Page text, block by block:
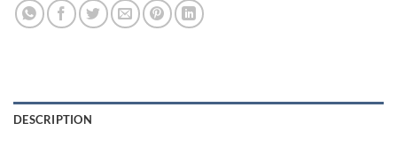
DESCRIPTION